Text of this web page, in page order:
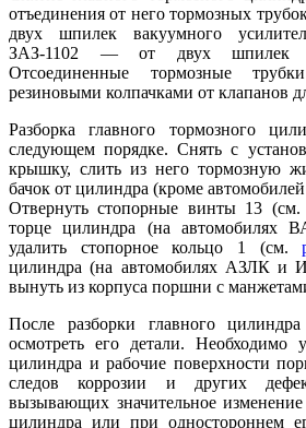
отъединения от него тормозных
двух шпилек вакуумного
ЗАЗ-1102 — от двух шпилек
Отсоединенные тормозные
резиновыми колпачками от клапанов
Разборка главного тормозного
следующем порядке. Снять с
крышку, слить из него тормозную
бачок от цилиндра (кроме
Отвернуть стопорные винты 13
торце цилиндра (на автомобилях
удалить стопорное кольцо 1 (см.
цилиндра (на автомобилях АЗЛК и
вынуть из корпуса поршни с
После разборки главного
осмотреть его детали. Необходимо
цилиндра и рабочие поверхности
следов коррозии и других
вызывающих значительное изменение
цилиндра или при одностороннем